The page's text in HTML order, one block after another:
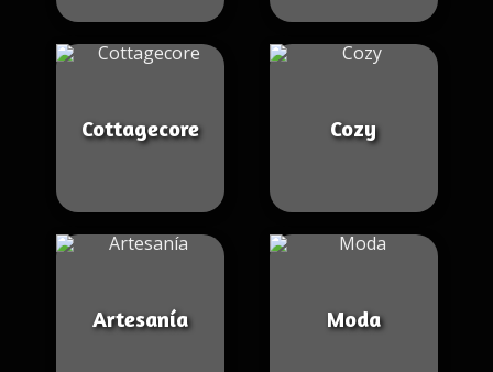
Cottagecore Cozy
Artesanía Moda